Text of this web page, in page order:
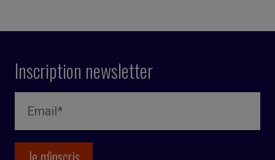
Inscription newsletter